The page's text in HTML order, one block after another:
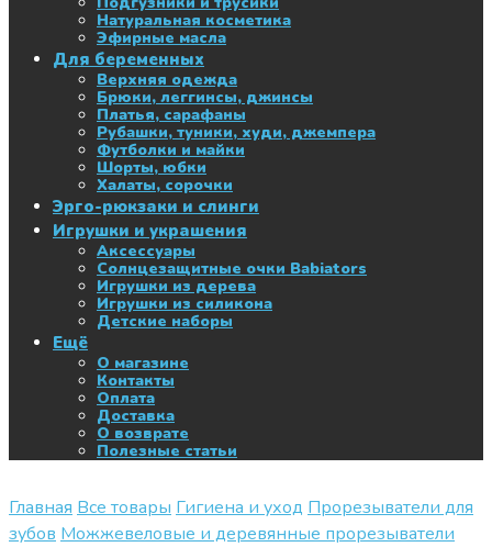
Натуральная косметика
Эфирные масла
Для беременных
Верхняя одежда
Брюки, леггинсы, джинсы
Платья, сарафаны
Рубашки, туники, худи, джемпера
Футболки и майки
Шорты, юбки
Халаты, сорочки
Эрго-рюкзаки и слинги
Игрушки и украшения
Аксессуары
Солнцезащитные очки Babiators
Игрушки из дерева
Игрушки из силикона
Детские наборы
Ещё
О магазине
Контакты
Оплата
Доставка
О возврате
Полезные статьи
Главная Все товары Гигиена и уход Прорезыватели для
зубов Можжевеловые и деревянные прорезыватели